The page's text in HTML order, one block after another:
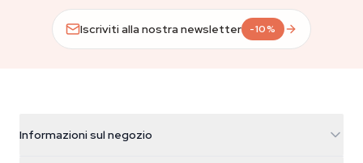
Iscriviti alla nostra newsletter -10%
Informazioni sul negozio